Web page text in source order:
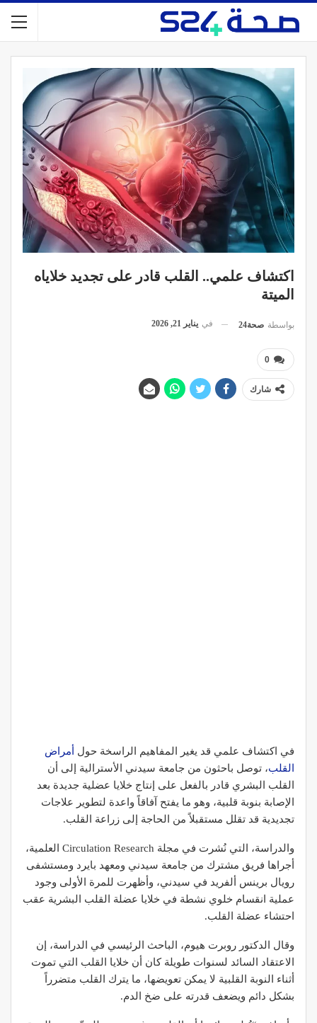
اكتشاف علمي.. القلب قادر على تجديد خلاياه
الميتة
بواسطة صحة24 في يناير 21, 2026
0
شارك
في اكتشاف علمي قد يغير المفاهيم الراسخة حول أمراض
القلب، توصل باحثون من جامعة سيدني الأسترالية إلى أن
القلب البشري قادر بالفعل على إنتاج خلايا عضلية جديدة بعد
الإصابة بنوبة قلبية، وهو ما يفتح آفاقاً واعدة لتطوير علاجات
تجديدية قد تقلل مستقبلاً من الحاجة إلى زراعة القلب.
والدراسة، التي نُشرت في مجلة Circulation Research العلمية،
أجراها فريق مشترك من جامعة سيدني ومعهد بايرد ومستشفى
رويال برينس ألفريد في سيدني، وأظهرت للمرة الأولى وجود
عملية انقسام خلوي نشطة في خلايا عضلة القلب البشرية عقب
احتشاء عضلة القلب.
وقال الدكتور روبرت هيوم، الباحث الرئيسي في الدراسة، إن
الاعتقاد السائد لسنوات طويلة كان أن خلايا القلب التي تموت
أثناء النوبة القلبية لا يمكن تعويضها، ما يترك القلب متضرراً
بشكل دائم ويضعف قدرته على ضخ الدم.